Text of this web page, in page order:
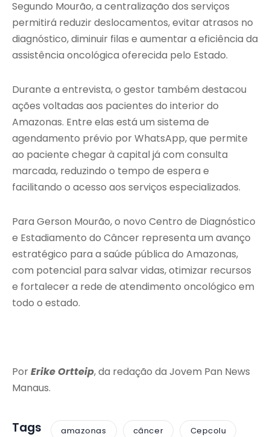
Segundo Mourão, a centralização dos serviços
permitirá reduzir deslocamentos, evitar atrasos no
diagnóstico, diminuir filas e aumentar a eficiência da
assistência oncológica oferecida pelo Estado.
Durante a entrevista, o gestor também destacou
ações voltadas aos pacientes do interior do
Amazonas. Entre elas está um sistema de
agendamento prévio por WhatsApp, que permite
ao paciente chegar à capital já com consulta
marcada, reduzindo o tempo de espera e
facilitando o acesso aos serviços especializados.
Para Gerson Mourão, o novo Centro de Diagnóstico
e Estadiamento do Câncer representa um avanço
estratégico para a saúde pública do Amazonas,
com potencial para salvar vidas, otimizar recursos
e fortalecer a rede de atendimento oncológico em
todo o estado.
PorErike Ortteip, da redação da Jovem Pan News
Manaus.
Tags amazonas câncer Cepcolu